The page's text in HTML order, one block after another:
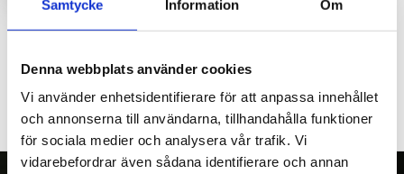
Samtycke Information Om
Denna webbplats använder cookies
Vi använder enhetsidentifierare för att anpassa innehållet
och annonserna till användarna, tillhandahålla funktioner
för sociala medier och analysera vår trafik. Vi
vidarebefordrar även sådana identifierare och annan